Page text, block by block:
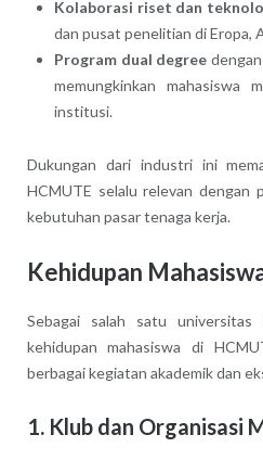
Kolaborasi riset dan
dan pusat penelitian di Eropa,
Program dual degree
memungkinkan mahasiswa
institusi.
Dukungan dari industri ini
HCMUTE selalu relevan dengan
kebutuhan pasar tenaga kerja.
Kehidupan
Sebagai salah satu
kehidupan mahasiswa di
berbagai kegiatan akademik dan
1. Klub dan Organisasi